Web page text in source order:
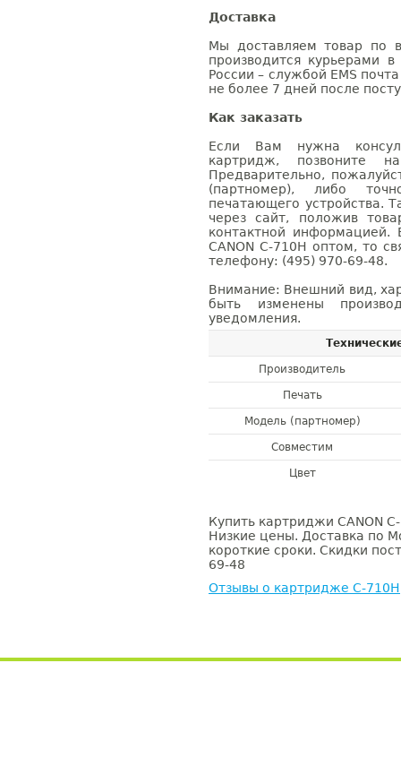
Доставка
Мы доставляем товар по
производится курьерами
России – службой EMS
не более 7 дней после
Как заказать
Если Вам нужна
картридж, позвоните
Предварительно,
(партномер), либо
печатающего устройства.
через сайт, положив
контактной информацией.
CANON C-710H оптом, то
телефону: (495) 970-69-48.
Внимание: Внешний вид,
быть изменены
уведомления.
Производитель
Печать
Модель (партномер)
Совместим
Цвет
Купить картриджи CANON
Низкие цены. Доставка по
короткие сроки. Скидки
69-48
Отзывы о картридже C-710H